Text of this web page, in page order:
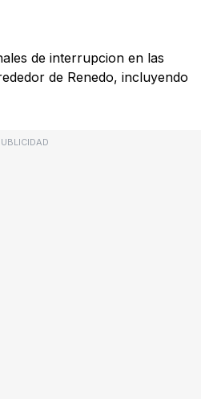
de interrupcion en las
de Renedo, incluyendo